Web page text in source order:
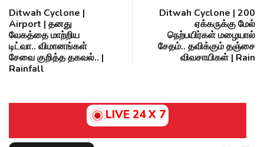
Ditwah Cyclone |
Airport | தனது
வேகத்தை மாற்றிய
டிட்வா.. விமானங்கள்
சேவை குறித்த தகவல்.. |
Rainfall
Ditwah Cyclone | 200
ஏக்கருக்கு மேல்
நெற்பயிர்கள் மழையால்
சேதம்.. தவிக்கும் தஞ்சை
விவசாயிகள் | Rain
LIVE 24 X 7